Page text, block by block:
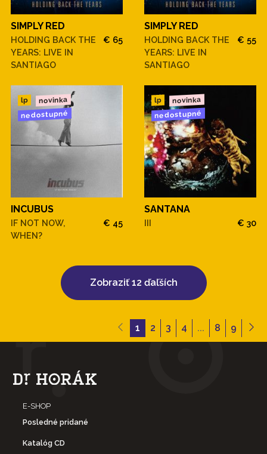
SIMPLY RED
HOLDING BACK THE
YEARS: LIVE IN
SANTIAGO
€ 65
SIMPLY RED
HOLDING BACK THE
YEARS: LIVE IN
SANTIAGO
€ 55
lp novinka
nedostupné
INCUBUS
IF NOT NOW,
WHEN?
€ 45
lp novinka
nedostupné
SANTANA
€ 30
Zobraziť 12 ďaľších
1 2 3 4 ... 8 9
E-SHOP
Posledné pridané
Katalóg CD